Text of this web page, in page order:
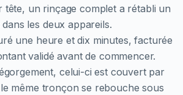
tête, un rinçage complet a rétabli un
les deux appareils.
une heure et dix minutes, facturée
validé avant de commencer.
celui-ci est couvert par
même tronçon se rebouche sous